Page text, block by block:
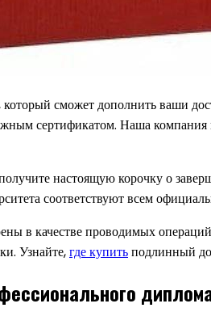
который сможет дополнить ваши
сертификатом. Наша
настоящую корочку о
соответствуют всем
в качестве проводимых
Узнайте,где купитьподлинный